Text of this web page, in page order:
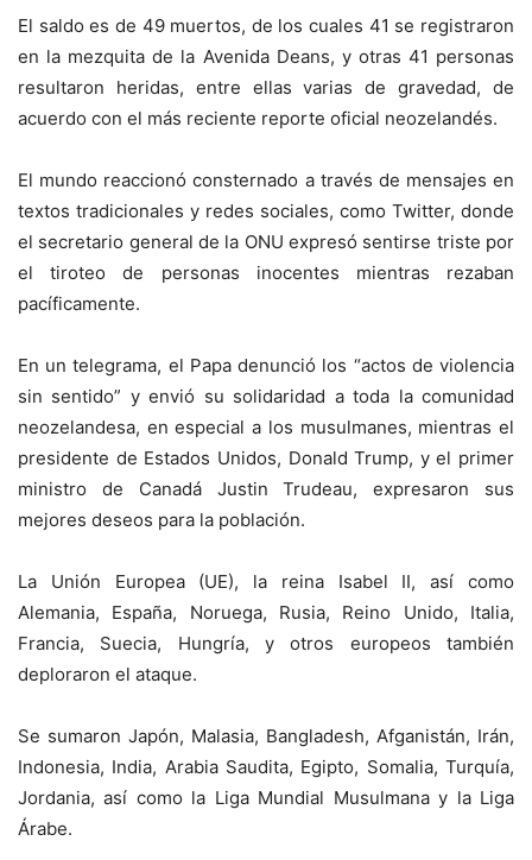
El saldo es de 49 muertos, de los cuales 41 se registraron
en la mezquita de la Avenida Deans, y otras 41 personas
resultaron heridas, entre ellas varias de gravedad, de
acuerdo con el más reciente reporte oficial neozelandés.
El mundo reaccionó consternado a través de mensajes en
textos tradicionales y redes sociales, como Twitter, donde
el secretario general de la ONU expresó sentirse triste por
el tiroteo de personas inocentes mientras rezaban
pacíficamente.
En un telegrama, el Papa denunció los “actos de violencia
sin sentido” y envió su solidaridad a toda la comunidad
neozelandesa, en especial a los musulmanes, mientras el
presidente de Estados Unidos, Donald Trump, y el primer
ministro de Canadá Justin Trudeau, expresaron sus
mejores deseos para la población.
La Unión Europea (UE), la reina Isabel II, así como
Alemania, España, Noruega, Rusia, Reino Unido, Italia,
Francia, Suecia, Hungría, y otros europeos también
deploraron el ataque.
Se sumaron Japón, Malasia, Bangladesh, Afganistán, Irán,
Indonesia, India, Arabia Saudita, Egipto, Somalia, Turquía,
Jordania, así como la Liga Mundial Musulmana y la Liga
Árabe.